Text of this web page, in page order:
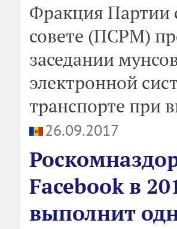
Фракция Партии
совете (ПСРМ)
заседании
электронной
транспорте при
26.09.2017
Facebook в
выполнит